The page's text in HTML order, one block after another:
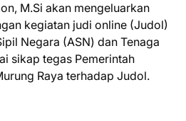
M.Si akan mengeluarkan
kegiatan judi online (Judol)
Negara (ASN) dan Tenaga
sikap tegas Pemerintah
Raya terhadap Judol.